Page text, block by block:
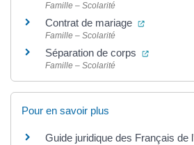
Famille – Scolarité
Contrat de mariage (ouverture
Famille – Scolarité
Séparation de corps
Famille – Scolarité
Pour en savoir plus
Guide juridique des Français de